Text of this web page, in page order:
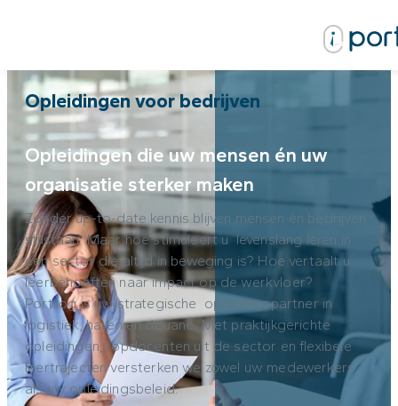
Opleidingen voor bedrijven
Opleidingen die uw mensen én uw
organisatie sterker maken
Zonder up-to-date kennis blijven mensen én bedrijven
stilstaan. Maar hoe stimuleert u levenslang leren in
een sector die altijd in beweging is? Hoe vertaalt u
leerbehoeften naar impact op de werkvloer?
Portilog is uw strategische opleidingspartner in
logistiek, haven en douane. Met praktijkgerichte
opleidingen, topdocenten uit de sector en flexibele
leertrajecten versterken we zowel uw medewerkers
als uw opleidingsbeleid.